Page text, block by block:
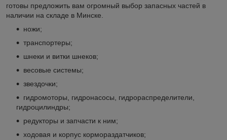
готовы предложить вам огромный выбор запасных частей в
наличии на складе в Минске.
ножи;
транспортеры;
шнеки и витки шнеков;
весовые системы;
звездочки;
гидромоторы, гидронасосы, гидрораспределители,
гидроцилиндры;
редукторы и запчасти к ним;
ходовая и корпус кормораздатчиков;